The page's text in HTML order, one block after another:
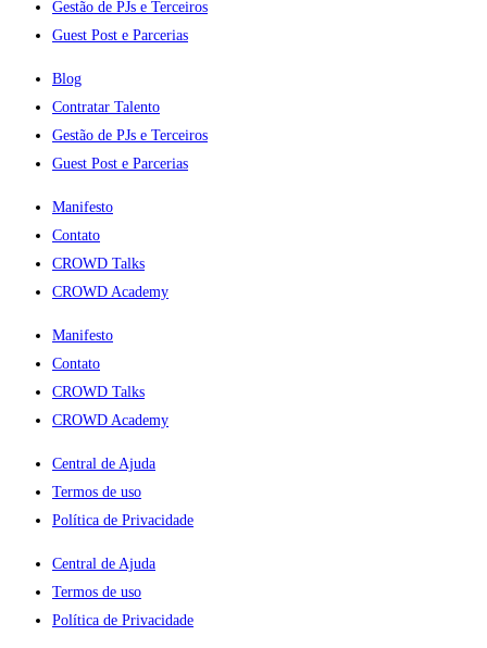
Gestão de PJs e Terceiros
Guest Post e Parcerias
Blog
Contratar Talento
Gestão de PJs e Terceiros
Guest Post e Parcerias
Manifesto
Contato
CROWD Talks
CROWD Academy
Manifesto
Contato
CROWD Talks
CROWD Academy
Central de Ajuda
Termos de uso
Política de Privacidade
Central de Ajuda
Termos de uso
Política de Privacidade